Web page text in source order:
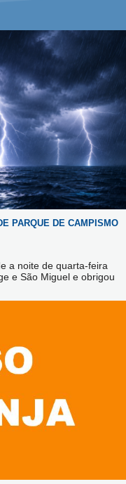
PARQUE DE CAMPISMO
a noite de quarta-feira
e São Miguel e obrigou